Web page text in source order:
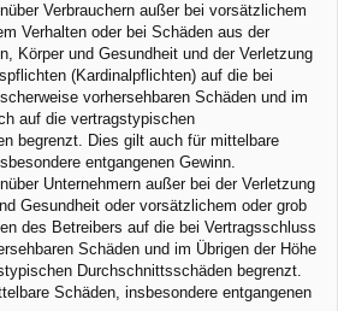
Verbrauchern außer bei vorsätzlichem
Verhalten oder bei Schäden aus der
Körper und Gesundheit und der Verletzung
(Kardinalpflichten) auf die bei
vorhersehbaren Schäden und im
auf die vertragstypischen
begrenzt. Dies gilt auch für mittelbare
entgangenen Gewinn.
Unternehmern außer bei der Verletzung
Gesundheit oder vorsätzlichem oder grob
des Betreibers auf die bei Vertragsschluss
Schäden und im Übrigen der Höhe
Durchschnittsschäden begrenzt.
Schäden, insbesondere entgangenen